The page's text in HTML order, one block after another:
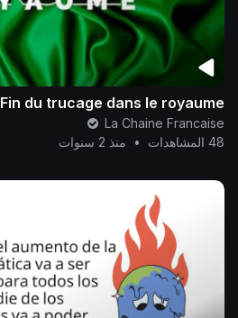
Fin du trucage dans le royaume !
La Chaine Francaise
48 المشاهدات
• منذ 2 سنوات